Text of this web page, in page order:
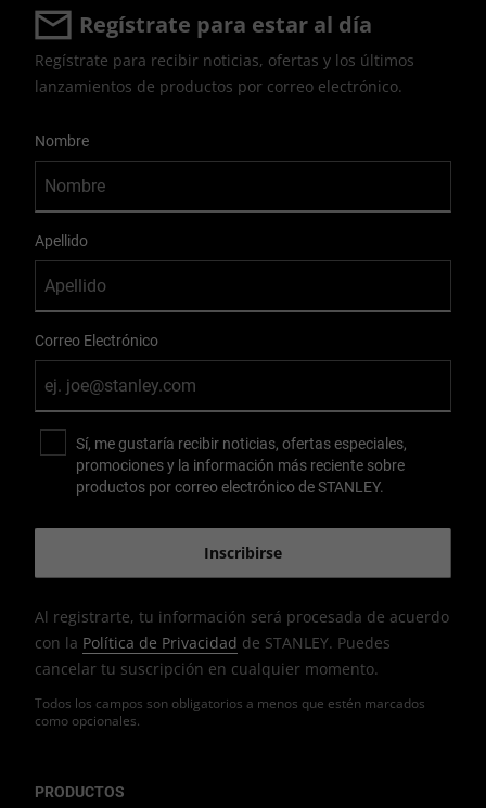
Regístrate para estar al día
Todos los campos son obligatorios a menos que estén marcados
como opcionales.
Regístrate para recibir noticias, ofertas y los últimos
lanzamientos de productos por correo electrónico.
Nombre
Apellido
Correo Electrónico
Sí, me gustaría recibir noticias, ofertas especiales,
promociones y la información más reciente sobre
productos por correo electrónico de STANLEY.
Al registrarte, tu información será procesada de acuerdo
con la Política de Privacidad de STANLEY. Puedes
cancelar tu suscripción en cualquier momento.
PRODUCTOS